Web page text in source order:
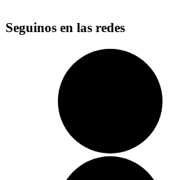
Seguinos en las redes